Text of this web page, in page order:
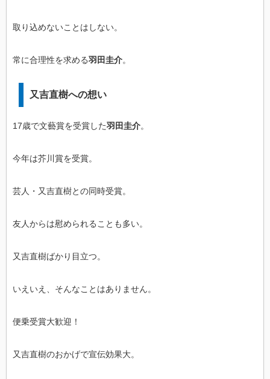
取り込めないことはしない。
常に合理性を求める羽田圭介。
又吉直樹への想い
17歳で文藝賞を受賞した羽田圭介。
今年は芥川賞を受賞。
芸人・又吉直樹との同時受賞。
友人からは慰められることも多い。
又吉直樹ばかり目立つ。
いえいえ、そんなことはありません。
便乗受賞大歓迎！
又吉直樹のおかげで宣伝効果大。